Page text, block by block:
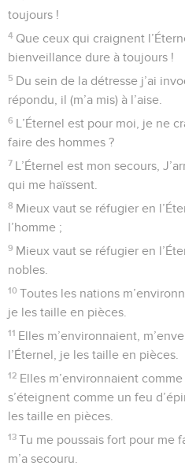
toujours !
4 Que ceux qui craignent
bienveillance dure à toujours !
5 Du sein de la détresse j’ai
répondu, il (m’a mis) à l’aise.
6 L’Éternel est pour moi, je ne
faire des hommes ?
7 L’Éternel est mon secours,
qui me haïssent.
8 Mieux vaut se réfugier en
l’homme ;
9 Mieux vaut se réfugier en
nobles.
10 Toutes les nations
je les taille en pièces.
11 Elles m’environnaient,
l’Éternel, je les taille en pièces.
12 Elles m’environnaient
s’éteignent comme un feu
les taille en pièces.
13 Tu me poussais fort pour me
m’a secouru.